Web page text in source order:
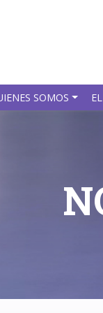
SOMOS